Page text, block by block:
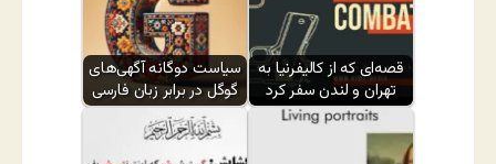
سیاست دوگانه آگهی‌های
گوگل در برابر زبان فارسی
قصه‌ای که از کالیفرنیا به
تهران و لندن سفر کرد